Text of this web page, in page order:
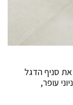
סניף הדגל
עופר,